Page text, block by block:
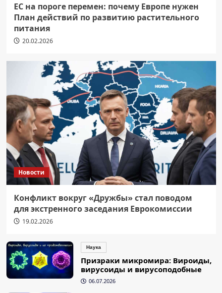
ЕС на пороге перемен: почему Европе нужен
План действий по развитию растительного
питания
20.02.2026
Новости
Конфликт вокруг «Дружбы» стал поводом
для экстренного заседания Еврокомиссии
19.02.2026
Наука
Призраки микромира: Вироиды,
вирусоиды и вирусоподобные
06.07.2026